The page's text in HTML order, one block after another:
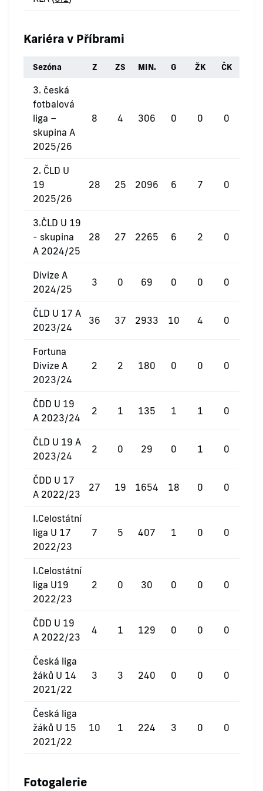
Kariéra v Příbrami
Sezóna Z ZS MIN. G ŽK ČK
3. česká
fotbalová
liga –
skupina A
2025/26
8 4 306 0 0 0
2. ČLD U
19
2025/26
28 25 2096 6 7 0
3.ČLD U 19
- skupina
A 2024/25
28 27 2265 6 2 0
Divize A
2024/25
3 0 69 0 0 0
ČLD U 17 A
2023/24
36 37 2933 10 4 0
Fortuna
Divize A
2023/24
2 2 180 0 0 0
ČDD U 19
A 2023/24
2 1 135 1 1 0
ČLD U 19 A
2023/24
2 0 29 0 1 0
ČDD U 17
A 2022/23
27 19 1654 18 0 0
I.Celostátní
liga U 17
2022/23
7 5 407 1 0 0
I.Celostátní
liga U19
2022/23
2 0 30 0 0 0
ČDD U 19
A 2022/23
4 1 129 0 0 0
Česká liga
žáků U 14
2021/22
3 3 240 0 0 0
Česká liga
žáků U 15
2021/22
10 1 224 3 0 0
Fotogalerie